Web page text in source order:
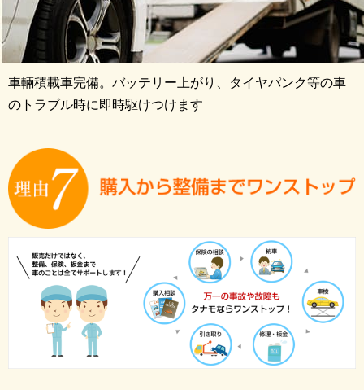
車輛積載車完備。バッテリー上がり、タイヤパンク等の車
のトラブル時に即時駆けつけます